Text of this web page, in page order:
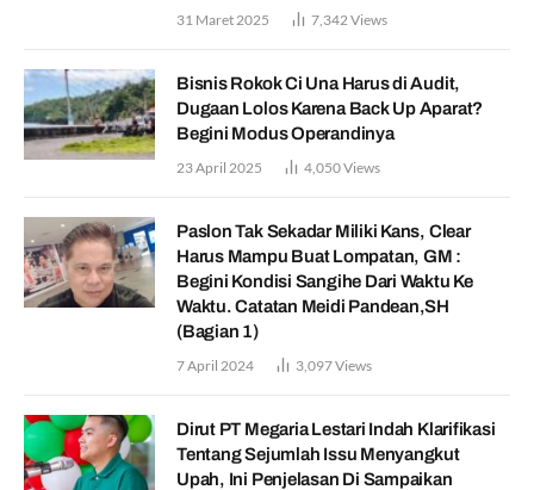
31 Maret 2025 7,342 Views
Bisnis Rokok Ci Una Harus di Audit,
Dugaan Lolos Karena Back Up Aparat?
Begini Modus Operandinya
23 April 2025 4,050Views
Paslon Tak Sekadar Miliki Kans, Clear
Harus Mampu Buat Lompatan, GM :
Begini Kondisi Sangihe Dari Waktu Ke
Waktu. Catatan Meidi Pandean,SH
(Bagian 1)
7 April 2024 3,097Views
Dirut PT Megaria Lestari Indah Klarifikasi
Tentang Sejumlah Issu Menyangkut
Upah, Ini Penjelasan Di Sampaikan